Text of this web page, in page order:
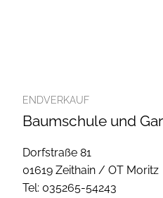
ENDVERKAUF
Baumschule und
Dorfstraße 81
01619 Zeithain / OT Moritz
Tel: 035265-54243